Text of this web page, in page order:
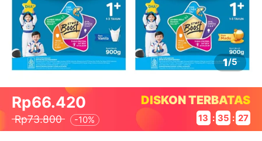
1/5
Rp66.420
Rp73.800 -10%
DISKON TERBATAS
13 : 35 : 26